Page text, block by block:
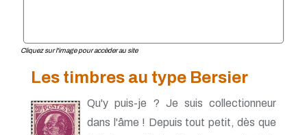
Cliquez sur l'image pour accèder au site
Les timbres au type Bersier
Qu'y puis-je ? Je suis collectionneur
dans l'âme ! Depuis tout petit, dès que